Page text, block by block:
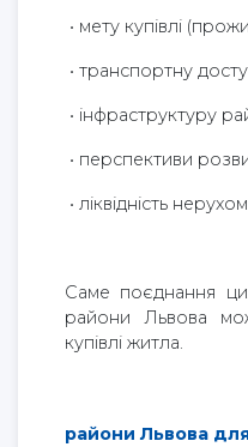
• мету купівлі
• транспортну
• інфраструктуру
• перспективи
• ліквідність
Саме поєднання
райони Львова
купівлі житла.
райони Львова